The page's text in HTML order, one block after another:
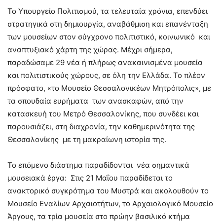
Το Υπουργείο Πολιτισμού, τα τελευταία χρόνια, επενδύει
στρατηγικά στη δημιουργία, αναβάθμιση και επανένταξη
των μουσείων στον σύγχρονο πολιτιστικό, κοινωνικό και
αναπτυξιακό χάρτη της χώρας. Μέχρι σήμερα,
παραδώσαμε 29 νέα ή πλήρως ανακαινισμένα μουσεία
και πολιτιστικούς χώρους, σε όλη την Ελλάδα. Το πλέον
πρόσφατο, «το Μουσείο Θεσσαλονικέων Μητρόπολις», με
τα σπουδαία ευρήματα των ανασκαφών, από την
κατασκευή του Μετρό Θεσσαλονίκης, που συνδέει και
παρουσιάζει, στη διαχρονία, την καθημερινότητα της
Θεσσαλονίκης με τη μακραίωνη ιστορία της.
Το επόμενο διάστημα παραδίδονται νέα σημαντικά
μουσειακά έργα: Στις 21 Μαΐου παραδίδεται το
ανακτορικό συγκρότημα του Μυστρά και ακολουθούν το
Μουσείο Εναλίων Αρχαιοτήτων, το Αρχαιολογικό Μουσείο
Άργους, τα τρία μουσεία στο πρώην βασιλικό κτήμα